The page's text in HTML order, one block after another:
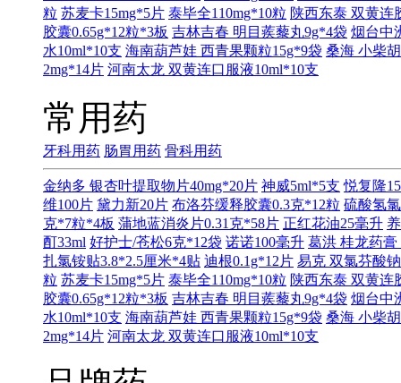
粒 苏麦卡15mg*5片 泰毕全110mg*10粒 陕西东泰 双黄连
胶囊0.65g*12粒*3板 吉林吉春 明目蒺藜丸9g*4袋 烟台中
水10ml*10支 海南葫芦娃 西青果颗粒15g*9袋 桑海 小柴
2mg*14片 河南太龙 双黄连口服液10ml*10支
常用药
牙科用药 肠胃用药 骨科用药
金纳多 银杏叶提取物片40mg*20片 神威5ml*5支 悦复隆
维100片 黛力新20片 布洛芬缓释胶囊0.3克*12粒 硫酸氢
克*7粒*4板 蒲地蓝消炎片0.31克*58片 正红花油25毫升
酊33ml 好护士/苍松6克*12袋 诺诺100毫升 葛洪 桂龙药膏
扎氯铵贴3.8*2.5厘米*4贴 迪根0.1g*12片 易克 双氯芬酸
粒 苏麦卡15mg*5片 泰毕全110mg*10粒 陕西东泰 双黄连
胶囊0.65g*12粒*3板 吉林吉春 明目蒺藜丸9g*4袋 烟台中
水10ml*10支 海南葫芦娃 西青果颗粒15g*9袋 桑海 小柴
2mg*14片 河南太龙 双黄连口服液10ml*10支